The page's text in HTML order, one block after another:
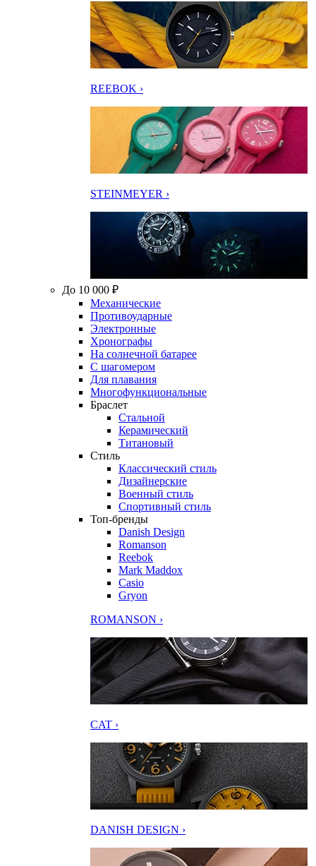
REEBOK ›
STEINMEYER ›
До 10 000 ₽
Механические
Противоударные
Электронные
Хронографы
На солнечной батарее
С шагомером
Для плавания
Многофункциональные
Браслет
Стальной
Керамический
Титановый
Стиль
Классический стиль
Дизайнерские
Военный стиль
Спортивный стиль
Топ-бренды
Danish Design
Romanson
Reebok
Mark Maddox
Casio
Gryon
ROMANSON ›
CAT ›
DANISH DESIGN ›